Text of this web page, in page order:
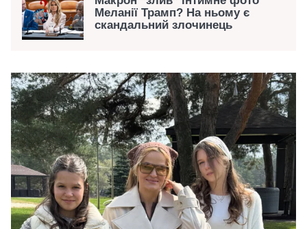
Меланії Трамп? На ньому є
скандальний злочинець